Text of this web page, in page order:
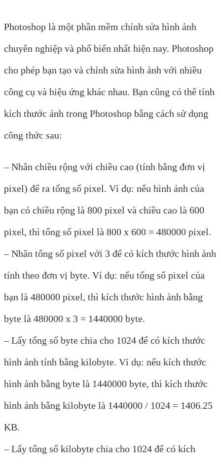
Photoshop là một phần mềm chỉnh sửa hình ảnh
chuyên nghiệp và phổ biến nhất hiện nay. Photoshop
cho phép bạn tạo và chỉnh sửa hình ảnh với nhiều
công cụ và hiệu ứng khác nhau. Bạn cũng có thể tính
kích thước ảnh trong Photoshop bằng cách sử dụng
công thức sau:
– Nhân chiều rộng với chiều cao (tính bằng đơn vị
pixel) để ra tổng số pixel. Ví dụ: nếu hình ảnh của
bạn có chiều rộng là 800 pixel và chiều cao là 600
pixel, thì tổng số pixel là 800 x 600 = 480000 pixel.
– Nhân tổng số pixel với 3 để có kích thước hình ảnh
tính theo đơn vị byte. Ví dụ: nếu tổng số pixel của
bạn là 480000 pixel, thì kích thước hình ảnh bằng
byte là 480000 x 3 = 1440000 byte.
– Lấy tổng số byte chia cho 1024 để có kích thước
hình ảnh tính bằng kilobyte. Ví dụ: nếu kích thước
hình ảnh bằng byte là 1440000 byte, thì kích thước
hình ảnh bằng kilobyte là 1440000 / 1024 = 1406.25
KB.
– Lấy tổng số kilobyte chia cho 1024 để có kích